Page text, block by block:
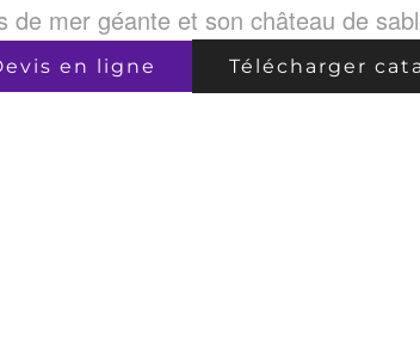
de mer géante et son château de
en ligne Télécharger